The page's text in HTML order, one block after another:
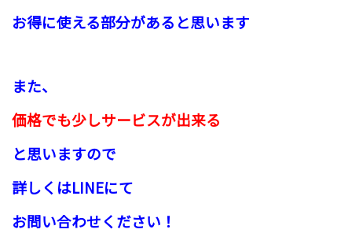
お得に使える部分があると思います
また、
価格でも少しサービスが出来る
と思いますので
詳しくはLINEにて
お問い合わせください！